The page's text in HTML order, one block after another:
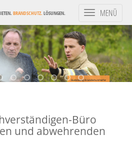
BRANDSCHUTZ. LÖSUNGEN. ToggleMENÜ
Ausbildung Brandschutzhelfer
Büro
und abwehrenden